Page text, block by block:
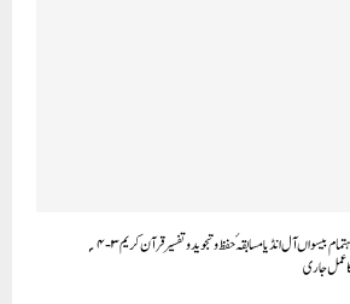
مرکزی جمعیت اہل حدیث ہند کے زیر اہتمام بیسواں آل انڈیا مسابقہ ٔ حفظ و تجویدو تفسیر قرآن کریم ۳-۴ ؍